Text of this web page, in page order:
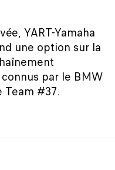
YART-Yamaha
une option sur la
par le BMW
Team #37.